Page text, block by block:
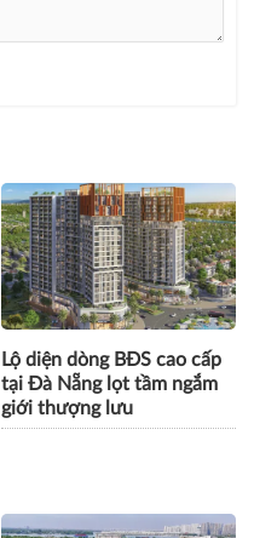
Lộ diện dòng BĐS cao cấp
tại Đà Nẵng lọt tầm ngắm
giới thượng lưu